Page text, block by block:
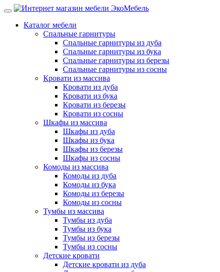
Каталог мебели
Спальные гарнитуры
Спальные гарнитуры из дуба
Спальные гарнитуры из бука
Спальные гарнитуры из березы
Спальные гарнитуры из сосны
Кровати из массива
Кровати из дуба
Кровати из бука
Кровати из березы
Кровати из сосны
Шкафы из массива
Шкафы из дуба
Шкафы из бука
Шкафы из березы
Шкафы из сосны
Комоды из массива
Комоды из дуба
Комоды из бука
Комоды из березы
Комоды из сосны
Тумбы из массива
Тумбы из дуба
Тумбы из бука
Тумбы из березы
Тумбы из сосны
Детские кровати
Детские кровати из дуба